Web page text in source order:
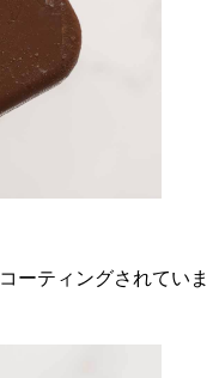
ーティングされていま